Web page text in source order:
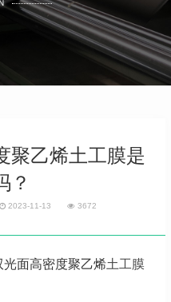
聚乙烯土工膜是
？
2023-11-13 3672
面高密度聚乙烯土工膜